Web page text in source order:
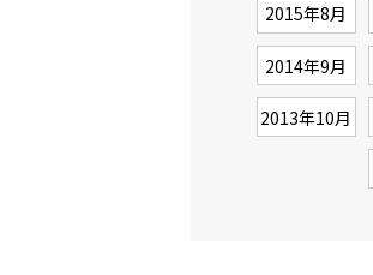
2015年8月
2014年9月
2013年10月